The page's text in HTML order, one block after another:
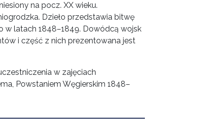
na pocz. XX wieku.
Dzieło przedstawia bitwę
w latach 1848–1849. Dowódcą wojsk
i część z nich prezentowana jest
w zajęciach
Powstaniem Węgierskim 1848–